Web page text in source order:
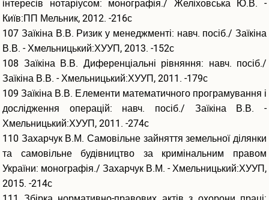
інтересів нотаріусом: монографія./ Желіховська Ю.В. -
Київ:ПП Мельник, 2012. -216с
107 Заїкіна В.В. Ризик у менеджменті: навч. посіб./ Заїкіна
В.В. - Хмельницький:ХУУП, 2013. -152с
108 Заїкіна В.В. Диференціальні рівняння: навч. посіб./
Заїкіна В.В. - Хмельницький:ХУУП, 2011. -179с
109 Заїкіна В.В. Елементи математичного програмування і
дослідження операцій: навч. посіб./ Заїкіна В.В. -
Хмельницький:ХУУП, 2011. -274с
110 Захарчук В.М. Самовільне зайняття земельної ділянки
та самовільне будівництво за кримінальним правом
України: монографія./ Захарчук В.М. - Хмельницький:ХУУП,
2015. -214с